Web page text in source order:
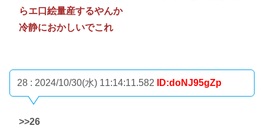
らエ口絵量産するやんか
冷静におかしいでこれ
28 : 2024/10/30(水) 11:14:11.582 ID:doNJ95gZp
>>26